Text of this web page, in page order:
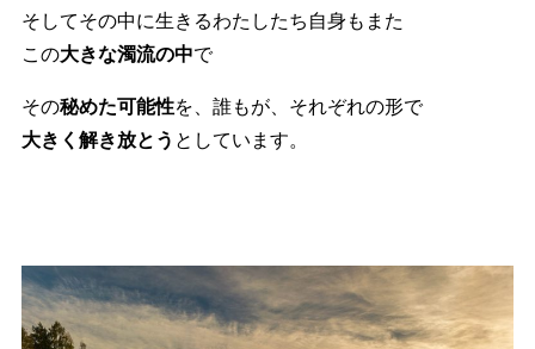
そしてその中に生きるわたしたち自身もまた
この大きな濁流の中で
その秘めた可能性を、誰もが、それぞれの形で
大きく解き放とう としています。